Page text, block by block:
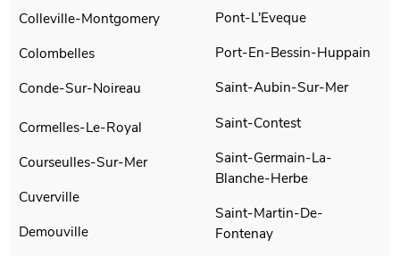
Colleville-Montgomery
Colombelles
Conde-Sur-Noireau
Cormelles-Le-Royal
Courseulles-Sur-Mer
Cuverville
Demouville
Pont-L'Eveque
Port-En-Bessin-Huppain
Saint-Aubin-Sur-Mer
Saint-Contest
Saint-Germain-La-
Blanche-Herbe
Saint-Martin-De-
Fontenay